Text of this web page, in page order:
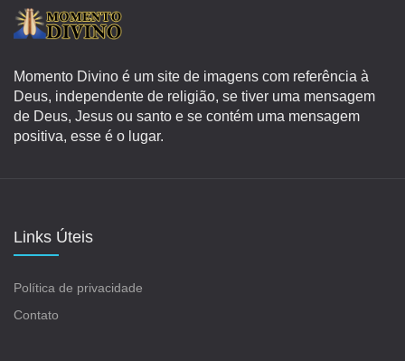
Momento Divino é um site de imagens com referência à
Deus, independente de religião, se tiver uma mensagem
de Deus, Jesus ou santo e se contém uma mensagem
positiva, esse é o lugar.
Links Úteis
Política de privacidade
Contato